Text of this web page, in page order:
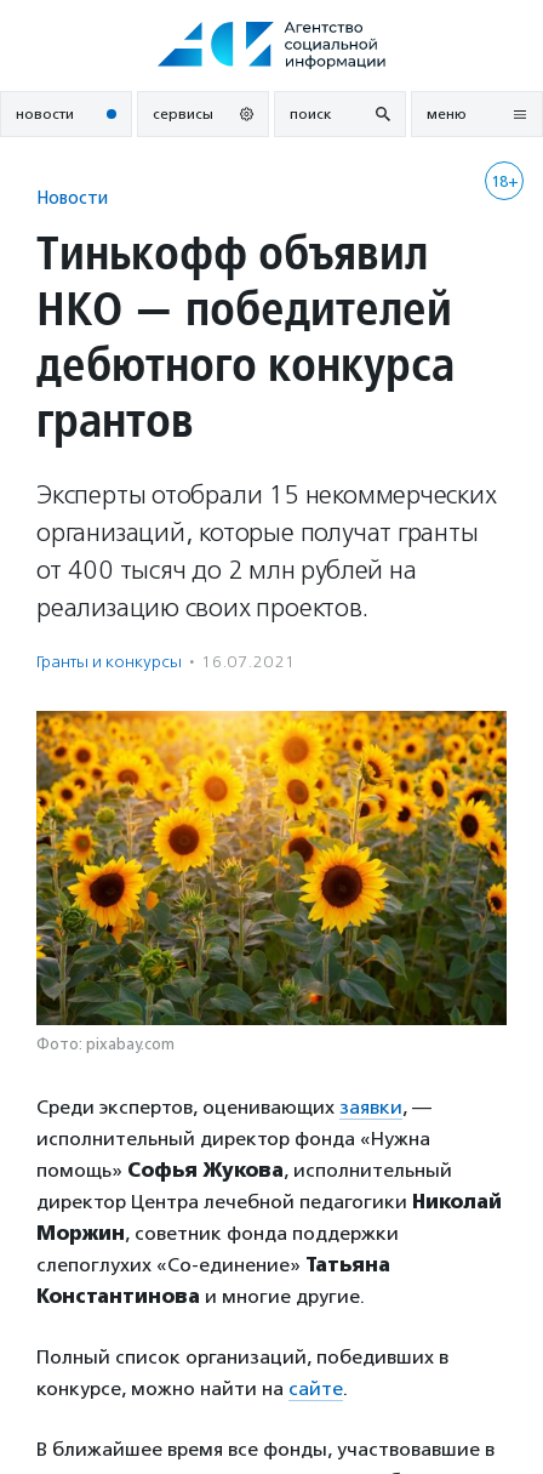
новости сервисы поиск меню
18+
Новости
Тинькофф объявил
НКО — победителей
дебютного конкурса
грантов
Эксперты отобрали 15 некоммерческих
организаций, которые получат гранты
от 400 тысяч до 2 млн рублей на
реализацию своих проектов.
Гранты и конкурсы · 16.07.2021
Фото: pixabay.com
Среди экспертов, оценивающих заявки, —
исполнительный директор фонда «Нужна
помощь» Софья Жукова, исполнительный
директор Центра лечебной педагогики Николай
Моржин, советник фонда поддержки
слепоглухих «Со-единение» Татьяна
Константинова и многие другие.
Полный список организаций, победивших в
конкурсе, можно найти на сайте.
В ближайшее время все фонды, участвовавшие в